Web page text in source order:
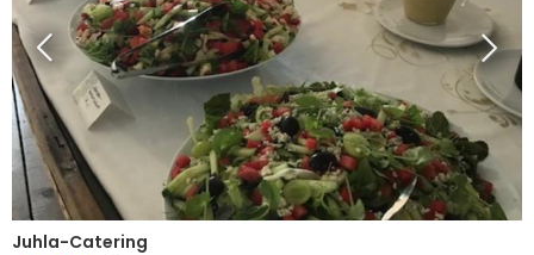
Juhla-Catering